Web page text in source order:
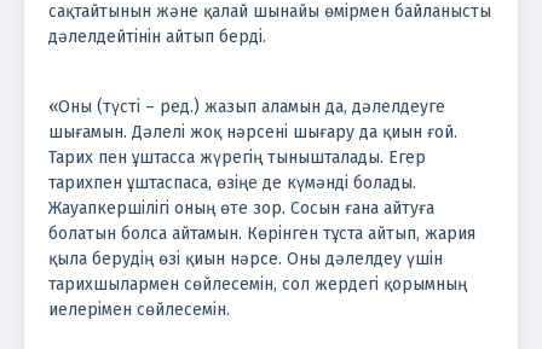
сақтайтынын және қалай шынайы өмірмен байланысты
дәлелдейтінін айтып берді.
«Оны (түсті – ред.) жазып аламын да, дәлелдеуге
шығамын. Дәлелі жоқ нәрсені шығару да қиын ғой.
Тарих пен ұштасса жүрегің тынышталады. Егер
тарихпен ұштаспаса, өзіңе де күмәнді болады.
Жауапкершілігі оның өте зор. Сосын ғана айтуға
болатын болса айтамын. Көрінген тұста айтып, жария
қыла берудің өзі қиын нәрсе. Оны дәлелдеу үшін
тарихшылармен сөйлесемін, сол жердегі қорымның
иелерімен сөйлесемін.